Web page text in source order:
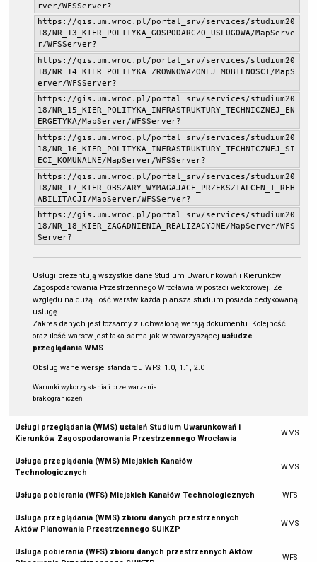
rver/WFSServer?
https://gis.um.wroc.pl/portal_srv/services/studium20
18/NR_13_KIER_POLITYKA_GOSPODARCZO_USLUGOWA/MapServe
r/WFSServer?
https://gis.um.wroc.pl/portal_srv/services/studium20
18/NR_14_KIER_POLITYKA_ZROWNOWAZONEJ_MOBILNOSCI/MapS
erver/WFSServer?
https://gis.um.wroc.pl/portal_srv/services/studium20
18/NR_15_KIER_POLITYKA_INFRASTRUKTURY_TECHNICZNEJ_EN
ERGETYKA/MapServer/WFSServer?
https://gis.um.wroc.pl/portal_srv/services/studium20
18/NR_16_KIER_POLITYKA_INFRASTRUKTURY_TECHNICZNEJ_SI
ECI_KOMUNALNE/MapServer/WFSServer?
https://gis.um.wroc.pl/portal_srv/services/studium20
18/NR_17_KIER_OBSZARY_WYMAGAJACE_PRZEKSZTALCEN_I_REH
ABILITACJI/MapServer/WFSServer?
https://gis.um.wroc.pl/portal_srv/services/studium20
18/NR_18_KIER_ZAGADNIENIA_REALIZACYJNE/MapServer/WFS
Server?
Usługi prezentują wszystkie dane Studium Uwarunkowań i Kierunków
Zagospodarowania Przestrzennego Wrocławia w postaci wektorowej. Ze
względu na dużą ilość warstw każda plansza studium posiada dedykowaną
usługę.
Zakres danych jest tożsamy z uchwaloną wersją dokumentu. Kolejność
oraz ilość warstw jest taka sama jak w towarzyszącej usłudze
przeglądania WMS.
Obsługiwane wersje standardu WFS: 1.0, 1.1, 2.0
Warunki wykorzystania i przetwarzania:
brak ograniczeń
Usługi przeglądania (WMS) ustaleń Studium Uwarunkowań i
Kierunków Zagospodarowania Przestrzennego Wrocławia
WMS
Usługa przeglądania (WMS) Miejskich Kanałów
Technologicznych
WMS
Usługa pobierania (WFS) Miejskich Kanałów Technologicznych WFS
Usługa przeglądania (WMS) zbioru danych przestrzennych
Aktów Planowania Przestrzennego SUiKZP
WMS
Usługa pobierania (WFS) zbioru danych przestrzennych Aktów
WFS